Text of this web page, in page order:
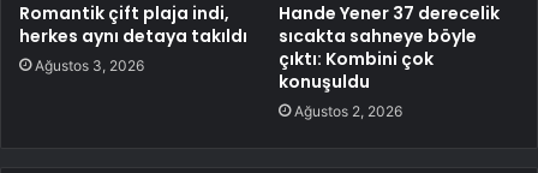
Romantik çift plaja indi,
herkes aynı detaya takıldı
Ağustos 3, 2026
Hande Yener 37 derecelik
sıcakta sahneye böyle
çıktı: Kombini çok
konuşuldu
Ağustos 2, 2026